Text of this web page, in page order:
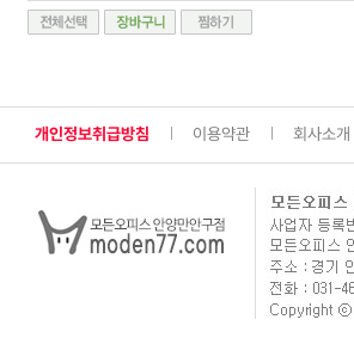
개인정보취급방침 이용약관 회사소개